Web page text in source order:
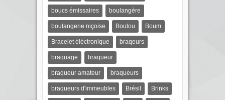
boucs émissaires boulangère
boulangerie niçoise Boulou Boum
Bracelet éléctronique braqeurs
braquage braqueur
braqueur amateur braqueurs
braqueurs d'immeubles Brésil Brinks